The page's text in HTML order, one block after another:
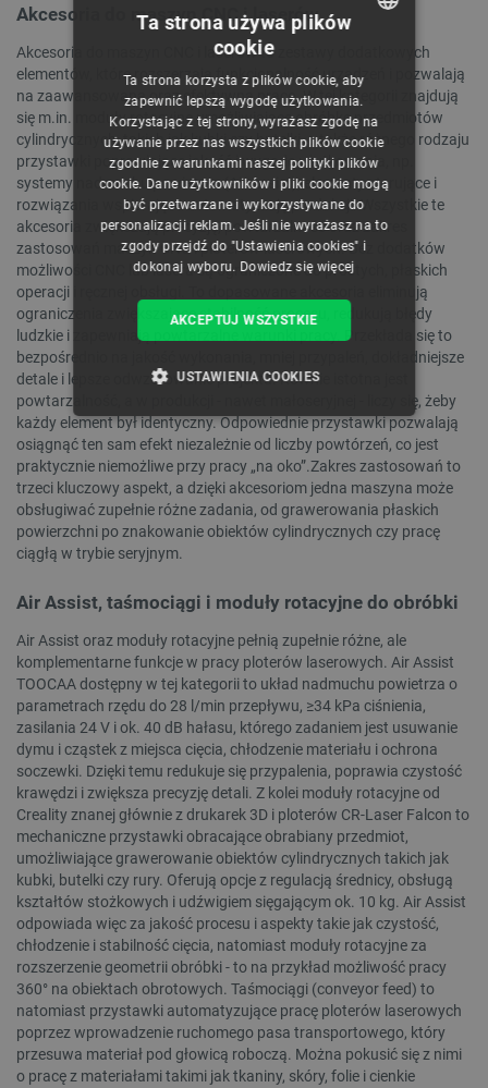
Akcesoria do maszyn CNC i laserów
Akcesoria do maszyn CNC i laserów to zestawy dodatkowych
elementów, które rozszerzają funkcjonalność urządzeń i pozwalają
na zaawansowaną oraz efektywną pracę. W tej kategorii znajdują
się m.in. moduły rotacyjne umożliwiające obróbkę przedmiotów
cylindrycznych, takich jak kubki czy butelki, a także różnego rodzaju
przystawki poprawiające jakość i wygodę użytkowania, np.
systemy nadmuchu powietrza (Air Assist), elementy sterujące i
rozwiązania wspierające automatyzację produkcji. Wszystkie te
akcesoria zwiększają precyzję, powtarzalność oraz zakres
zastosowań maszyn CNC i ploterów laserowych. Bez dodatków
możliwości CNC lub lasera są ograniczone do prostych, płaskich
operacji i ręcznej obsługi. To dopasowane akcesoria eliminują
ograniczenia zwiększające stabilność procesu, redukują błędy
ludzkie i zapewniają powtarzalne warunki pracy. Przekłada się to
bezpośrednio na jakość wykonania, mniej przypaleń, dokładniejsze
detale i lepsze odwzorowanie projektu. Równie istotna jest
powtarzalność, a w produkcji - nawet małoseryjnej - liczy się, żeby
każdy element był identyczny. Odpowiednie przystawki pozwalają
osiągnąć ten sam efekt niezależnie od liczby powtórzeń, co jest
praktycznie niemożliwe przy pracy „na oko”.Zakres zastosowań to
trzeci kluczowy aspekt, a dzięki akcesoriom jedna maszyna może
obsługiwać zupełnie różne zadania, od grawerowania płaskich
powierzchni po znakowanie obiektów cylindrycznych czy pracę
ciągłą w trybie seryjnym.
Air Assist, taśmociągi i moduły rotacyjne do obróbki
Air Assist oraz moduły rotacyjne pełnią zupełnie różne, ale
komplementarne funkcje w pracy ploterów laserowych. Air Assist
TOOCAA dostępny w tej kategorii to układ nadmuchu powietrza o
parametrach rzędu do 28 l/min przepływu, ≥34 kPa ciśnienia,
zasilania 24 V i ok. 40 dB hałasu, którego zadaniem jest usuwanie
dymu i cząstek z miejsca cięcia, chłodzenie materiału i ochrona
soczewki. Dzięki temu redukuje się przypalenia, poprawia czystość
krawędzi i zwiększa precyzję detali. Z kolei moduły rotacyjne od
Creality znanej głównie z drukarek 3D i ploterów CR-Laser Falcon to
mechaniczne przystawki obracające obrabiany przedmiot,
umożliwiające grawerowanie obiektów cylindrycznych takich jak
kubki, butelki czy rury. Oferują opcje z regulacją średnicy, obsługą
kształtów stożkowych i udźwigiem sięgającym ok. 10 kg. Air Assist
odpowiada więc za jakość procesu i aspekty takie jak czystość,
chłodzenie i stabilność cięcia, natomiast moduły rotacyjne za
rozszerzenie geometrii obróbki - to na przykład możliwość pracy
360° na obiektach obrotowych. Taśmociągi (conveyor feed) to
natomiast przystawki automatyzujące pracę ploterów laserowych
poprzez wprowadzenie ruchomego pasa transportowego, który
przesuwa materiał pod głowicą roboczą. Można pokusić się z nimi
o pracę z materiałami takimi jak tkaniny, skóry, folie i cienkie
CZECH
ENGLISH
GERMAN
Ta strona używa plików
cookie
Ta strona korzysta z plików cookie, aby
zapewnić lepszą wygodę użytkowania.
Korzystając z tej strony, wyrażasz zgodę na
używanie przez nas wszystkich plików cookie
zgodnie z warunkami naszej polityki plików
cookie. Dane użytkowników i pliki cookie mogą
być przetwarzane i wykorzystywane do
personalizacji reklam. Jeśli nie wyrażasz na to
zgody przejdź do "Ustawienia cookies" i
dokonaj wyboru. Dowiedz się więcej
AKCEPTUJ WSZYSTKIE
USTAWIENIA COOKIES
NIEZBĘDNE WYDAJNOŚĆ
TARGETOWANIE
FUNKCJONALNOŚĆ
Funkcjonalność
Niezbędne pliki cookie umożliwiają korzystanie z
podstawowych funkcji strony internetowej, takich
jak logowanie użytkownika i zarządzanie kontem.
Bez niezbędnych plików cookie nie można
prawidłowo korzystać ze strony internetowej.
Nazwa
Provider /
Domena
PrestaShop-[abcdef0123456789]{32} .botland.com.pl
_lb .botland.com.pl